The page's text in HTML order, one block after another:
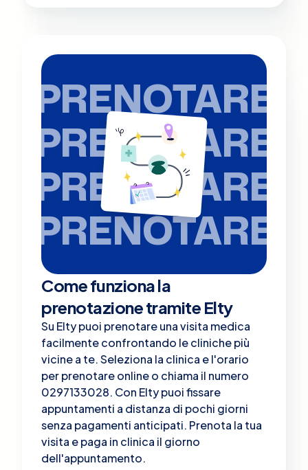
PRENOTARE
PRENOTARE
PRENOTARE
PRENOTARE
Come funziona la
prenotazione tramite Elty
Su Elty puoi prenotare una visita medica
facilmente confrontando le cliniche più
vicine a te. Seleziona la clinica e l'orario
per prenotare online o chiama il numero
0297133028. Con Elty puoi fissare
appuntamenti a distanza di pochi giorni
senza pagamenti anticipati. Prenota la tua
visita e paga in clinica il giorno
dell'appuntamento.